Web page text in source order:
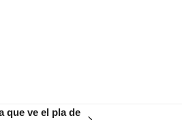
que ve el pla de